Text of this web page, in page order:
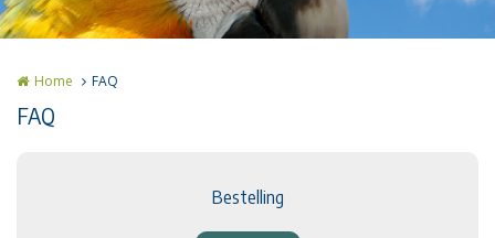
Home FAQ
FAQ
Bestelling